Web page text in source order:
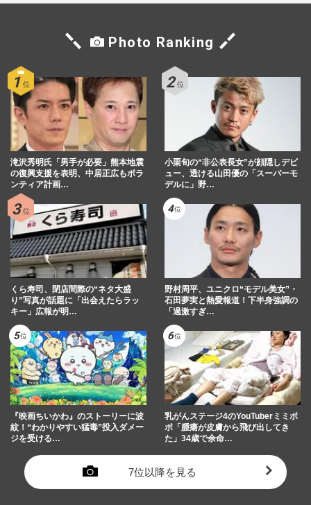
Photo Ranking
滝沢秀明氏「男手が必要」熊本地震
の復興支援を表明、中居正広もボラ
ンティア計画…
小栗旬の“非公表長女”が顔隠しデビ
ュー、透ける山田優の「スーパーモ
デルに」野…
くら寿司、閉店間際の“ネタ大盛
り”写真が話題に「出会えたらラッ
キー」広報が明…
野村周平、ユニクロ“モデル美女”・
石田夢実と熱愛報道！下半身強調の
「過激すぎ…
『映画ちいかわ』のストーリーに波
紋！“わかりやすい猛毒”投入ダメー
ジを受ける…
乳がんステージ4のYouTuberミミポ
ポ「腫瘍が皮膚から飛び出してき
た」34歳で余命…
7位以降を見る